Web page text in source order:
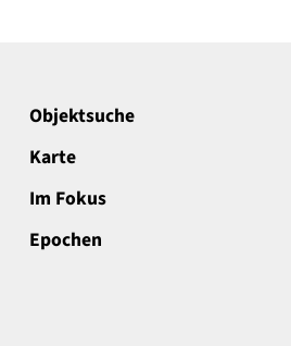
Objektsuche
Karte
Im Fokus
Epochen